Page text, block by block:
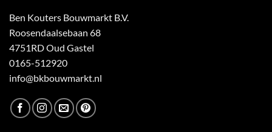
Ben Kouters Bouwmarkt B.V.
Roosendaalsebaan 68
4751RD Oud Gastel
0165-512920
info@bkbouwmarkt.nl